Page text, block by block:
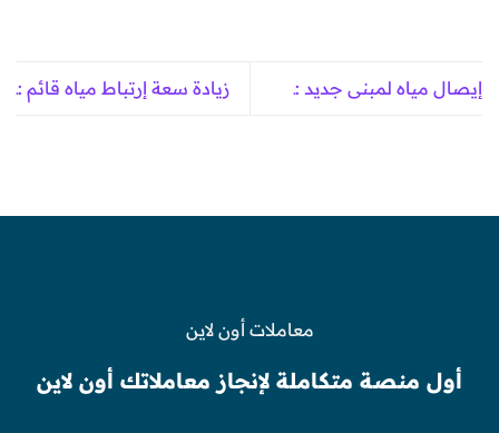
إيصال مياه لمبنى جديد :ـ زيادة سعة إرتباط مياه قائم :ـ
معاملات أون لاين
أول منصة متكاملة لإنجاز معاملاتك أون لاين